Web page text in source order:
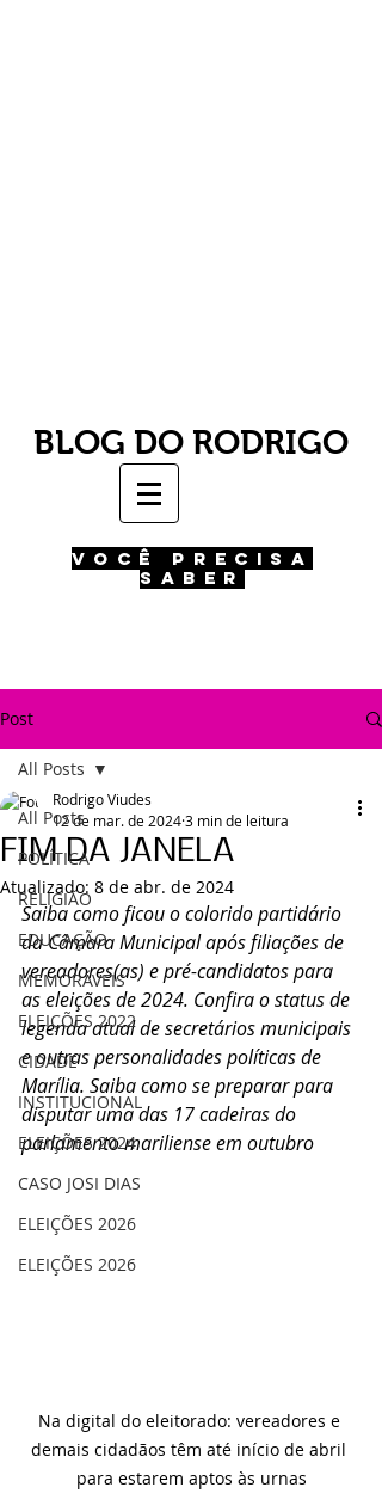
BLOG DO RODRIGO
VOCÊ PRECISA
SABER
Post
All Posts
POLÍTICA
RELIGIÃO
EDUCAÇÃO
MEMORÁVEIS
ELEIÇÕES 2022
CIDADE
INSTITUCIONAL
ELEIÇÕES 2024
CASO JOSI DIAS
ELEIÇÕES 2026
ELEIÇÕES 2026
All Posts
FIM DA JANELA
Rodrigo Viudes
12 de mar. de 20243 min de leitura
Atualizado: 8 de abr. de 2024
Saiba como ficou o colorido partidário
da Câmara Municipal após filiações de
vereadores(as) e pré-candidatos para
as eleições de 2024. Confira o status de
legenda atual de secretários municipais
e outras personalidades políticas de
Marília. Saiba como se preparar para
disputar uma das 17 cadeiras do
parlamento mariliense em outubro
Na digital do eleitorado: vereadores e
demais cidadãos têm até início de abril
para estarem aptos às urnas